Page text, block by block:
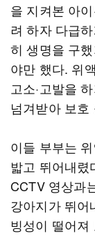
을 지켜본 아
려 하자 다급
히 생명을 구
야만 했다. 위
고소·고발을
넘겨받아 보
이들 부부는
밟고 뛰어내
CCTV 영상과
강아지가 뛰어
빙성이 떨어